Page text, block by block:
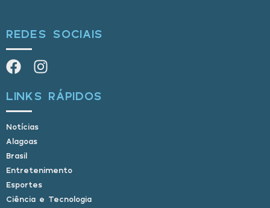
REDES SOCIAIS
LINKS RÁPIDOS
Notícias
Alagoas
Brasil
Entretenimento
Esportes
Ciência e Tecnologia